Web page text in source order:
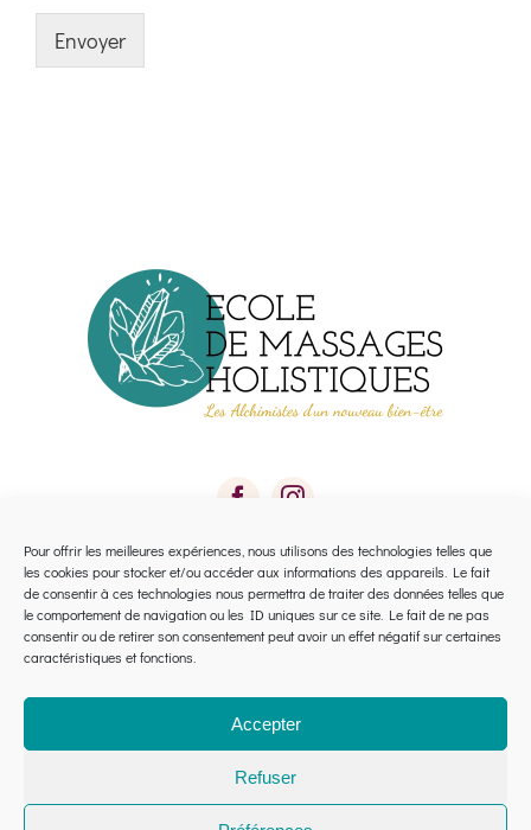
Pour offrir les meilleures expériences, nous utilisons des technologies telles que
les cookies pour stocker et/ou accéder aux informations des appareils. Le fait
de consentir à ces technologies nous permettra de traiter des données telles que
le comportement de navigation ou les ID uniques sur ce site. Le fait de ne pas
consentir ou de retirer son consentement peut avoir un effet négatif sur certaines
caractéristiques et fonctions.
Accepter
Refuser
Envoyer
Toggle
Navigation
Calendrier 2026 Avignon
Calendrier 2026 Montpellier
Financement